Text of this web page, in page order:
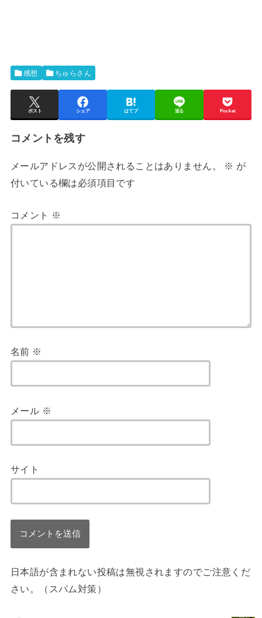
感想 ちゅらさん
ポスト シェア はてブ 送る Pocket
コメントを残す
メールアドレスが公開されることはありません。 ※ が
付いている欄は必須項目です
コメント ※
名前 ※
メール ※
サイト
日本語が含まれない投稿は無視されますのでご注意くだ
さい。（スパム対策）